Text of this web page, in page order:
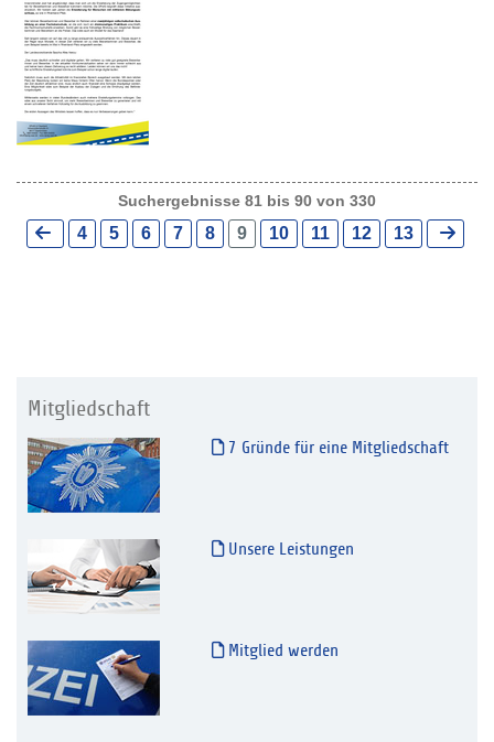
Suchergebnisse 81 bis 90 von 330
4 5 6 7 8 9 10 11 12 13
Mitgliedschaft
7 Gründe für eine Mitgliedschaft
Unsere Leistungen
Mitglied werden